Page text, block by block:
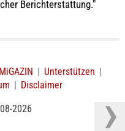
Berichterstattung."
| Unterstützen |
| Disclaimer
2026